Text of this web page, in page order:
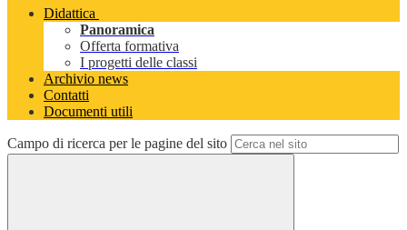
Didattica
Panoramica
Offerta formativa
I progetti delle classi
Archivio news
Contatti
Documenti utili
Campo di ricerca per le pagine del sito